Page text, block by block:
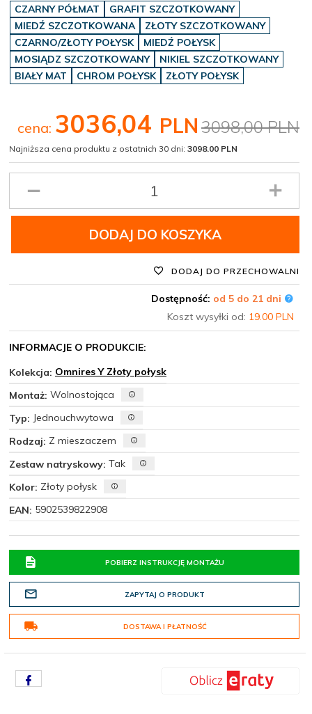
Wybierz
wariant
produktu
CZARNY PÓŁMAT
GRAFIT SZCZOTKOWANY
MIEDŹ SZCZOTKOWANA
ZŁOTY SZCZOTKOWANY
CZARNO/ZŁOTY POŁYSK
MIEDŹ POŁYSK
MOSIĄDZ SZCZOTKOWANY
NIKIEL SZCZOTKOWANY
BIAŁY MAT
CHROM POŁYSK ZŁOTY POŁYSK
cena: 3036,04 PLN 3098,00 PLN
Najniższa cena produktu z ostatnich 30 dni: 3098.00 PLN
produktu
DODAJ DO KOSZYKA
DODAJ DO PRZECHOWALNI
Dostępność: od 5 do 21 dni
Koszt wysyłki od: 19.00 PLN
INFORMACJE O PRODUKCIE:
Kolekcja: Omnires Y Złoty połysk
Montaż: Wolnostojąca
Typ: Jednouchwytowa
Rodzaj: Z mieszaczem
Zestaw natryskowy: Tak
Kolor: Złoty połysk
EAN: 5902539822908
POBIERZ INSTRUKCJĘ MONTAŻU
ZAPYTAJ O PRODUKT
DOSTAWA I PŁATNOŚĆ